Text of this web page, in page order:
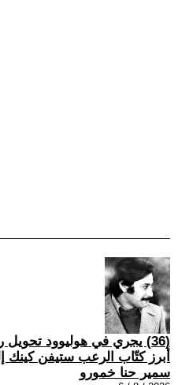
(36) يجري في هوليوود تحويل
أبرز كتّاب الرعب ستيفن كينك
سمير حنا خمورو